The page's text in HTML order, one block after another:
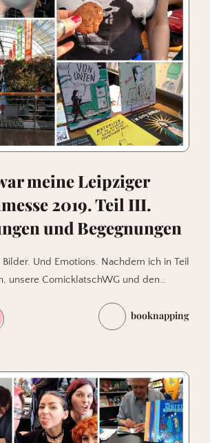
meine Leipziger
2019. Teil III.
und Begegnungen
Und Emotions. Nachdem ich in Teil
unsere ComicklatschWG und den…
booknapping